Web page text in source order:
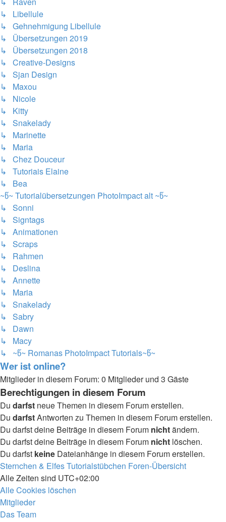
↳ Libellule
↳ Gehnehmigung Libellule
↳ Übersetzungen 2019
↳ Übersetzungen 2018
↳ Creative-Designs
↳ Sjan Design
↳ Maxou
↳ Nicole
↳ Kitty
↳ Snakelady
↳ Marinette
↳ Maria
↳ Chez Douceur
↳ Tutoriais Elaine
↳ Bea
~წ~ Tutorialübersetzungen PhotoImpact alt ~წ~
↳ Sonni
↳ Signtags
↳ Animationen
↳ Scraps
↳ Rahmen
↳ Deslina
↳ Annette
↳ Maria
↳ Snakelady
↳ Sabry
↳ Dawn
↳ Macy
↳ ~წ~ Romanas PhotoImpact Tutorials~წ~
Wer ist online?
Mitglieder in diesem Forum: 0 Mitglieder und 3 Gäste
Berechtigungen in diesem Forum
Du darfst neue Themen in diesem Forum erstellen.
Du darfstAntworten zu Themen in diesem Forum erstellen.
Du darfst deine Beiträge in diesem Forum nichtändern.
Du darfst deine Beiträge in diesem Forum nicht löschen.
Du darfst keine Dateianhänge in diesem Forum erstellen.
Sternchen & Elfes Tutorialstübchen Foren-Übersicht
Alle Zeiten sind UTC+02:00
Alle Cookies löschen
Mitglieder
Das Team